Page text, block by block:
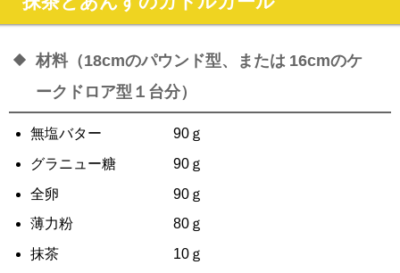
材料（18cmのパウンド型、または 16cmのケ
ークドロア型１台分）
無塩バター 90ｇ
グラニュー糖 90ｇ
全卵 90ｇ
薄力粉 80ｇ
抹茶 10ｇ